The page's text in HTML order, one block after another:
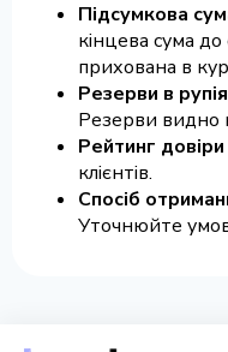
Підсумкова
кінцева сума
прихована в
Резерви в
Резерви видно
Рейтинг довіри
клієнтів.
Спосіб
Уточнюйте